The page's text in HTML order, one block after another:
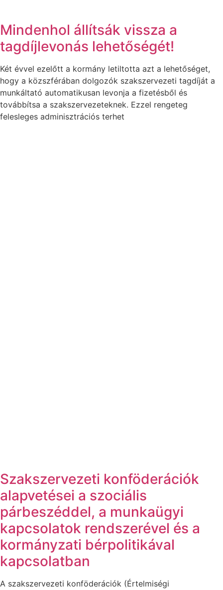
Mindenhol állítsák vissza a
tagdíjlevonás lehetőségét!
Két évvel ezelőtt a kormány letiltotta azt a lehetőséget,
hogy a közszférában dolgozók szakszervezeti tagdíját a
munkáltató automatikusan levonja a fizetésből és
továbbítsa a szakszervezeteknek. Ezzel rengeteg
felesleges adminisztrációs terhet
Szakszervezeti konföderációk
alapvetései a szociális
párbeszéddel, a munkaügyi
kapcsolatok rendszerével és a
kormányzati bérpolitikával
kapcsolatban
A szakszervezeti konföderációk (Értelmiségi